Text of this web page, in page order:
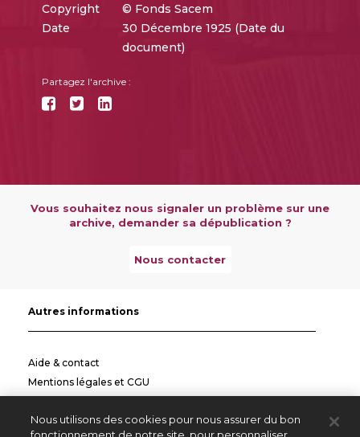
Copyright
© Fonds Sacem
Date
30 Décembre 1925 (Date du
document)
Partagez l'archive :
Vous souhaitez nous signaler un problème sur une
archive, demander sa dépublication ?
Nous contacter
Autres informations
Aide & contact
Mentions légales et CGU
Informations pratiques
Nous utilisons des cookies pour nous assurer du bon